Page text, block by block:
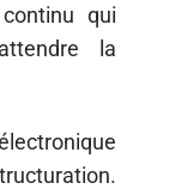
qui
la